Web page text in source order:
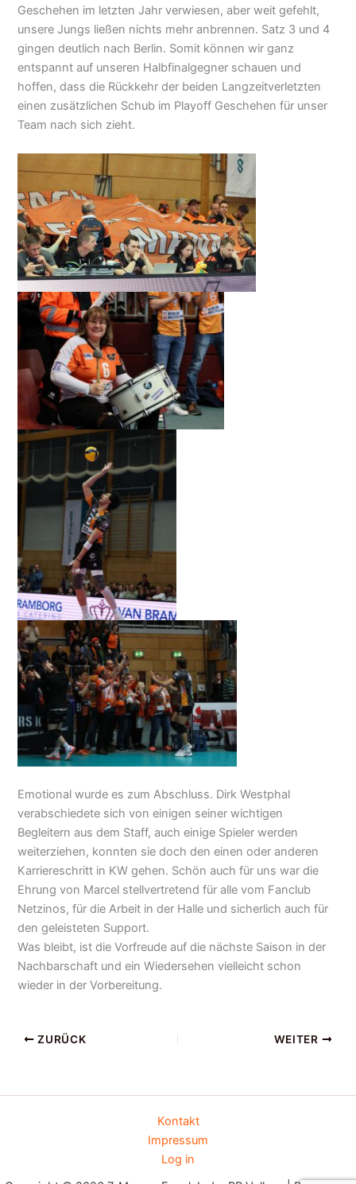
Geschehen im letzten Jahr verwiesen, aber weit gefehlt,
unsere Jungs ließen nichts mehr anbrennen. Satz 3 und 4
gingen deutlich nach Berlin. Somit können wir ganz
entspannt auf unseren Halbfinalgegner schauen und
hoffen, dass die Rückkehr der beiden Langzeitverletzten
einen zusätzlichen Schub im Playoff Geschehen für unser
Team nach sich zieht.
Emotional wurde es zum Abschluss. Dirk Westphal
verabschiedete sich von einigen seiner wichtigen
Begleitern aus dem Staff, auch einige Spieler werden
weiterziehen, konnten sie doch den einen oder anderen
Karriereschritt in KW gehen. Schön auch für uns war die
Ehrung von Marcel stellvertretend für alle vom Fanclub
Netzinos, für die Arbeit in der Halle und sicherlich auch für
den geleisteten Support.
Was bleibt, ist die Vorfreude auf die nächste Saison in der
Nachbarschaft und ein Wiedersehen vielleicht schon
wieder in der Vorbereitung.
ZURÜCK WEITER
Kontakt
Impressum
Log in